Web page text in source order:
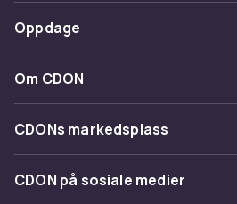
Spor pakke
Angre & returner her
Kontakt oss
Betaling
Levering
Tilbakekallinger
Oppdage
Kategorier
Varemerker
Om CDON
Om oss
Kundeanmeldelser
Jobbe på CDON
CDONs markedsplass
Merchant Help Center
CDON på sosiale medier